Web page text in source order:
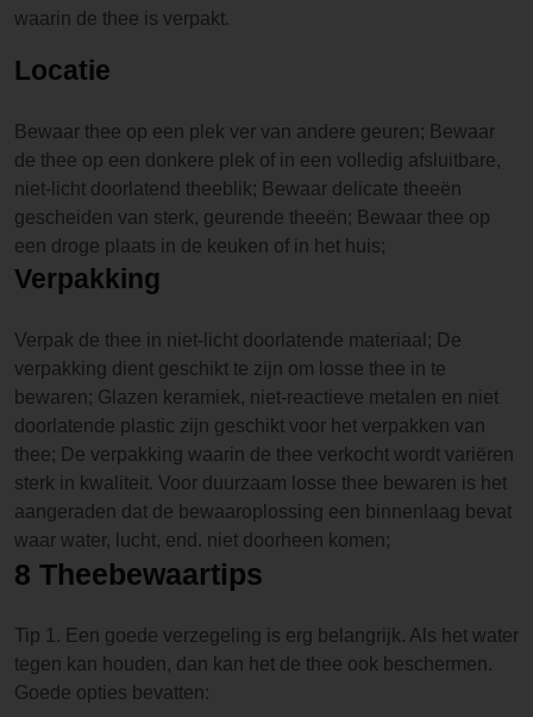
waarin de thee is verpakt.
Locatie
Bewaar thee op een plek ver van andere geuren; Bewaar
de thee op een donkere plek of in een volledig afsluitbare,
niet-licht doorlatend theeblik; Bewaar delicate theeën
gescheiden van sterk, geurende theeën; Bewaar thee op
een droge plaats in de keuken of in het huis;
Verpakking
Verpak de thee in niet-licht doorlatende materiaal; De
verpakking dient geschikt te zijn om losse thee in te
bewaren; Glazen keramiek, niet-reactieve metalen en niet
doorlatende plastic zijn geschikt voor het verpakken van
thee; De verpakking waarin de thee verkocht wordt variëren
sterk in kwaliteit. Voor duurzaam losse thee bewaren is het
aangeraden dat de bewaaroplossing een binnenlaag bevat
waar water, lucht, end. niet doorheen komen;
8 Theebewaartips
Tip 1. Een goede verzegeling is erg belangrijk. Als het water
tegen kan houden, dan kan het de thee ook beschermen.
Goede opties bevatten: